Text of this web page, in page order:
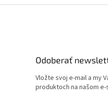
Odoberať
Vložte svoj e-mail a my
produktoch na našom e-